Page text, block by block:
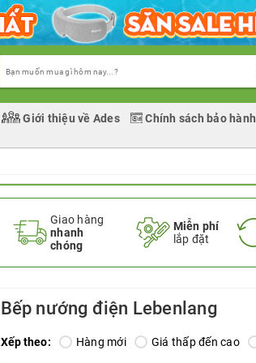
Giới thiệu về Ades Chính sách bảo hành
Giao hàng
nhanh
chóng
Miễn phí
lắp đặt
Bếp nướng điện Lebenlang
Xếp theo: Hàng mới Giá thấp đến cao